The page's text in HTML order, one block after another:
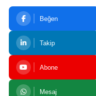
Beğen
Takip
Abone
Mesaj